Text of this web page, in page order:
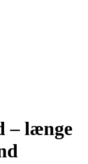
– længe